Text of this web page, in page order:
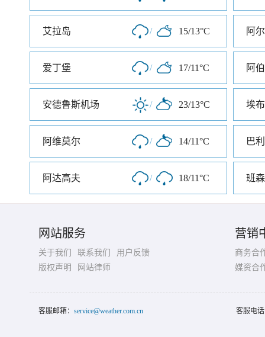
艾拉岛 / 15/13°C 阿
爱丁堡 / 17/11°C 阿
安德鲁斯机场 / 23/13°C 埃
阿维莫尔 / 14/11°C 巴
阿达高夫 / 18/11°C 班森
网站服务
关于我们 联系我们
用户反馈
版权声明
网站律师
营销
商务合
媒资合
客服邮箱： service@weather.com.cn 客服电